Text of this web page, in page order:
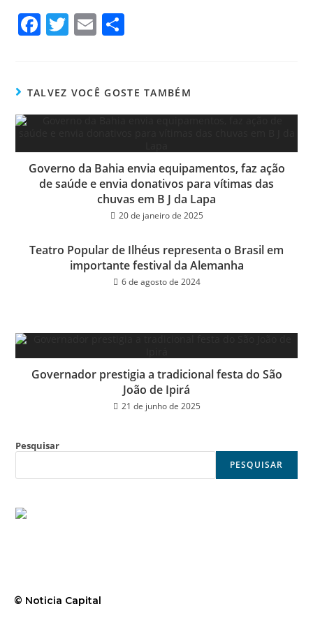
Fa
ok
T
er
E
TALVEZ VOCÊ GOSTE TAMBÉM
Governo da Bahia envia equipamentos, faz ação
de saúde e envia donativos para vítimas das
chuvas em B J da Lapa
20 de janeiro de 2025
Teatro Popular de Ilhéus representa o Brasil em
importante festival da Alemanha
6 de agosto de 2024
Governador prestigia a tradicional festa do São
João de Ipirá
21 de junho de 2025
Pesquisar
PESQUISAR
© Noticia Capital